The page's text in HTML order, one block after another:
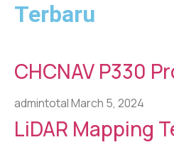
Terbaru
CHCNAV P330
admintotalMarch 5, 2024
LiDAR Mapping